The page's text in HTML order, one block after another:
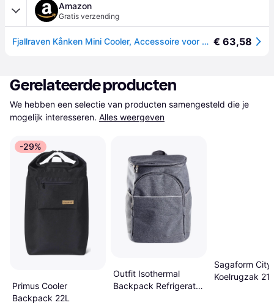
Amazon
Gratis verzending
Fjallraven Kånken Mini Cooler, Accessoire voor Kånken Unisex - Volwassene, Marineblauw, One Size € 63,58
Gerelateerde producten
We hebben een selectie van producten samengesteld die je
mogelijk interesseren. Alles weergeven
-29%
Primus Cooler
Backpack 22L
Outfit Isothermal
Backpack Refrigerator
Sagaform City
Koelrugzak 21